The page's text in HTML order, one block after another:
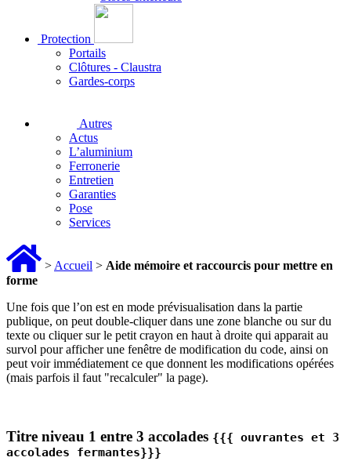
Protection
Portails
Clôtures - Claustra
Gardes-corps
Autres
Actus
L’aluminium
Ferronerie
Entretien
Garanties
Pose
Services
> Accueil > Aide mémoire et raccourcis pour mettre en
forme
Une fois que l’on est en mode prévisualisation dans la partie
publique, on peut double-cliquer dans une zone blanche ou sur du
texte ou cliquer sur le petit crayon en haut à droite qui apparait au
survol pour afficher une fenêtre de modification du code, ainsi on
peut voir immédiatement ce que donnent les modifications opérées
(mais parfois il faut "recalculer" la page).
Titre niveau 1 entre 3 accolades {{{ ouvrantes et 3
accolades fermantes}}}